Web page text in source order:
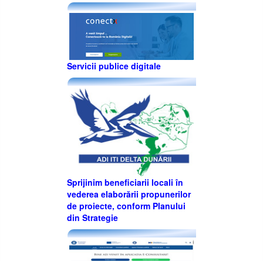
Servicii publice digitale
Sprijinim beneficiarii locali în
vederea elaborării propunerilor
de proiecte, conform Planului
din Strategie